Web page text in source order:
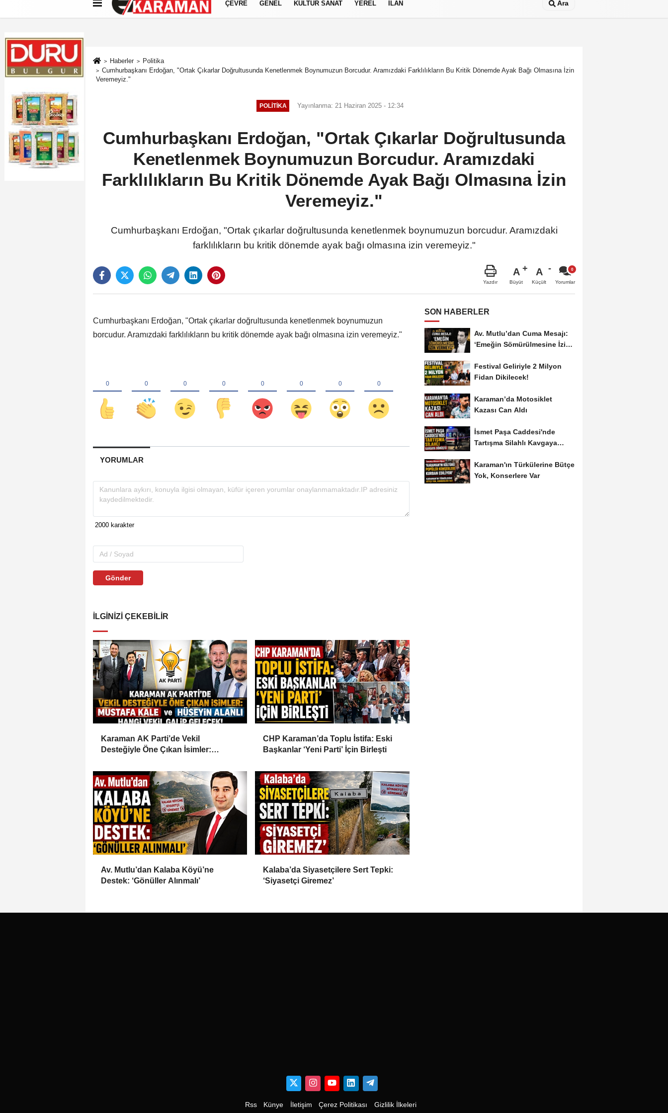
Künye İletişim Çerez Politikası Gizlilik İlkeleri
ÇEVRE GENEL KÜLTÜR SANAT YEREL İLAN Ara
Haberler
Politika
Cumhurbaşkanı Erdoğan, "Ortak Çıkarlar Doğrultusunda Kenetlenmek Boynumuzun Borcudur. Aramızdaki Farklılıkların Bu Kritik Dönemde Ayak Bağı Olmasına İzin
Veremeyiz."
POLITIKA Yayınlanma: 21 Haziran 2025 - 12:34
Cumhurbaşkanı Erdoğan, "Ortak Çıkarlar Doğrultusunda
Kenetlenmek Boynumuzun Borcudur. Aramızdaki
Farklılıkların Bu Kritik Dönemde Ayak Bağı Olmasına İzin
Veremeyiz."
Cumhurbaşkanı Erdoğan, "Ortak çıkarlar doğrultusunda kenetlenmek boynumuzun borcudur. Aramızdaki
farklılıkların bu kritik dönemde ayak bağı olmasına izin veremeyiz."
Yazdır
A
Büyüt
A
Küçült Yorumlar
Cumhurbaşkanı Erdoğan, "Ortak çıkarlar doğrultusunda kenetlenmek boynumuzun
borcudur. Aramızdaki farklılıkların bu kritik dönemde ayak bağı olmasına izin veremeyiz."
YORUMLAR
Gönder
İLGINIZI ÇEKEBILIR
Karaman AK Parti’de Vekil
Desteğiyle Öne Çıkan İsimler:
CHP Karaman’da Toplu İstifa: Eski
Başkanlar ‘Yeni Parti’ İçin Birleşti
Av. Mutlu’dan Kalaba Köyü’ne
Destek: ‘Gönüller Alınmalı’
Kalaba’da Siyasetçilere Sert Tepki:
‘Siyasetçi Giremez’
SON HABERLER
Av. Mutlu’dan Cuma Mesajı:
‘Emeğin Sömürülmesine İzin
Festival Geliriyle 2 Milyon
Fidan Dikilecek!
Karaman’da Motosiklet
Kazası Can Aldı
İsmet Paşa Caddesi'nde
Tartışma Silahlı Kavgaya
Karaman'ın Türkülerine Bütçe
Yok, Konserlere Var
Rss Künye İletişim Çerez Politikası Gizlilik İlkeleri